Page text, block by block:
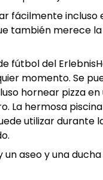
fácilmente
también merece
fútbol del
momento. Se
hornear pizza
La hermosa
utilizar durante
un aseo y una